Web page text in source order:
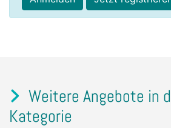
Weitere Angebote in
Kategorie